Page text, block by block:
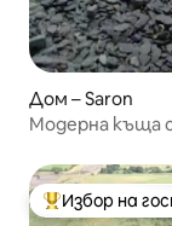
Дом – Saron
Модерна къща
Най-популярен
Избор на